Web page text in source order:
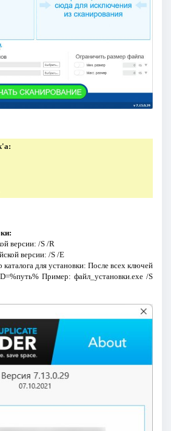
версии: /S /R
версии: /S /E
для установки: После всех ключей
Пример: файл_установки.exe /S